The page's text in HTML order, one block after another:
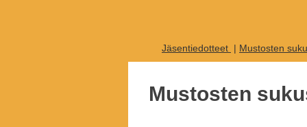
Jäsentiedotteet | Mustosten
Mustosten